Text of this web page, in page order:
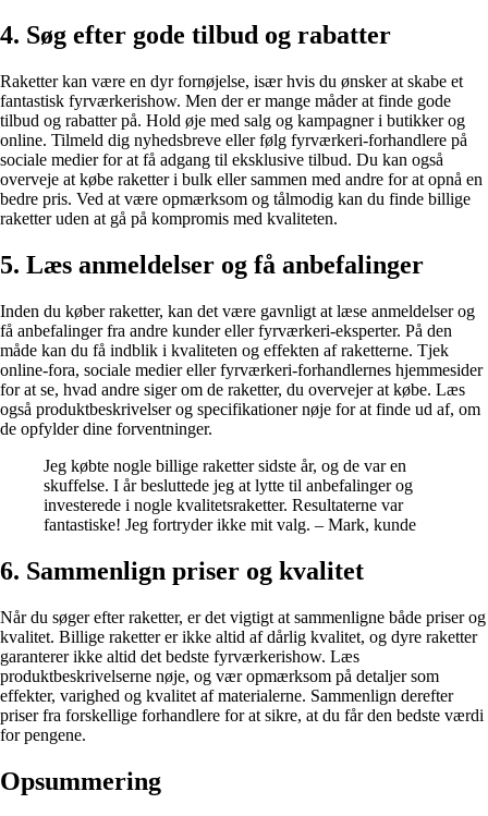
4. Søg efter gode tilbud og rabatter
Raketter kan være en dyr fornøjelse, især hvis du ønsker at skabe et
fantastisk fyrværkerishow. Men der er mange måder at finde gode
tilbud og rabatter på. Hold øje med salg og kampagner i butikker og
online. Tilmeld dig nyhedsbreve eller følg fyrværkeri-forhandlere på
sociale medier for at få adgang til eksklusive tilbud. Du kan også
overveje at købe raketter i bulk eller sammen med andre for at opnå en
bedre pris. Ved at være opmærksom og tålmodig kan du finde billige
raketter uden at gå på kompromis med kvaliteten.
5. Læs anmeldelser og få anbefalinger
Inden du køber raketter, kan det være gavnligt at læse anmeldelser og
få anbefalinger fra andre kunder eller fyrværkeri-eksperter. På den
måde kan du få indblik i kvaliteten og effekten af ​​raketterne. Tjek
online-fora, sociale medier eller fyrværkeri-forhandlernes hjemmesider
for at se, hvad andre siger om de raketter, du overvejer at købe. Læs
også produktbeskrivelser og specifikationer nøje for at finde ud af, om
de opfylder dine forventninger.
Jeg købte nogle billige raketter sidste år, og de var en
skuffelse. I år besluttede jeg at lytte til anbefalinger og
investerede i nogle kvalitetsraketter. Resultaterne var
fantastiske! Jeg fortryder ikke mit valg. – Mark, kunde
6. Sammenlign priser og kvalitet
Når du søger efter raketter, er det vigtigt at sammenligne både priser og
kvalitet. Billige raketter er ikke altid af dårlig kvalitet, og dyre raketter
garanterer ikke altid det bedste fyrværkerishow. Læs
produktbeskrivelserne nøje, og vær opmærksom på detaljer som
effekter, varighed og kvalitet af materialerne. Sammenlign derefter
priser fra forskellige forhandlere for at sikre, at du får den bedste værdi
for pengene.
Opsummering